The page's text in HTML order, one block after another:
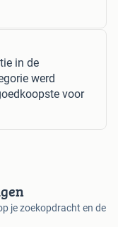
in de
werd
voor
je zoekopdracht en de